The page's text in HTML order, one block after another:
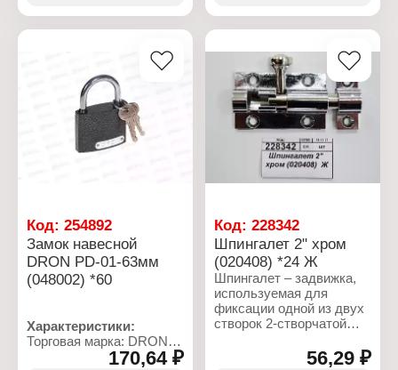
различных бытовых и
производственных
помещениях.
Предназначен для
запирания гаражей,
складов, магазинов и
других помещений.
Тип товара: Замок
Вид: навесной
Материал:
хромированная сталь
Размер: 70 мм
дверного проема,
зафиксировав одну из
двух створок, либо для
расширения проема,
разблокировав и открыв
зафиксированную
створку.
Характеристики:
Тип товара: Шпингалет
Цвет: хром
Материал: металл
Код: 254892
Замок навесной
DRON PD-01-63мм
(048002) *60
Характеристики:
Торговая марка: DRON
Артикул: AL-23144-3
170,64 ₽
Код:228342
Шпингалет 2" хром
(020408) *24 Ж
Шпингалет – задвижка,
используемая для
фиксации одной из двух
створок 2-створчатой
используется для56,29 ₽